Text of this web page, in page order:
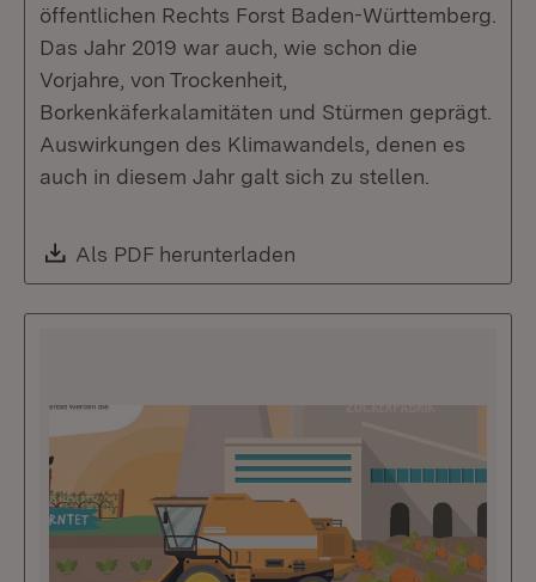
öffentlichen Rechts Forst Baden-Württemberg.
Das Jahr 2019 war auch, wie schon die
Vorjahre, von Trockenheit,
Borkenkäferkalamitäten und Stürmen geprägt.
Auswirkungen des Klimawandels, denen es
auch in diesem Jahr galt sich zu stellen.
Download:
Als PDF herunterladen